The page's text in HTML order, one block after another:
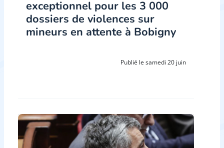
exceptionnel pour les 3 000
dossiers de violences sur
mineurs en attente à Bobigny
Publié le samedi 20 juin